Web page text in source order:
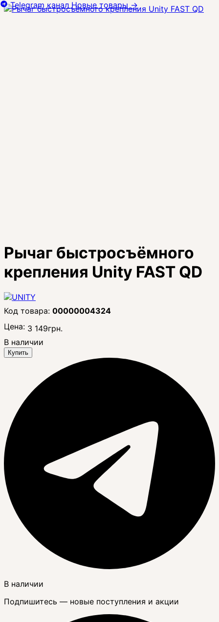
Рычаг быстросъёмного
крепления Unity FAST QD
00000004324
Цена: 3 149грн.
В наличии
Купить
В наличии
Подпишитесь — новые поступления и акции
Telegram канал Новые товары→